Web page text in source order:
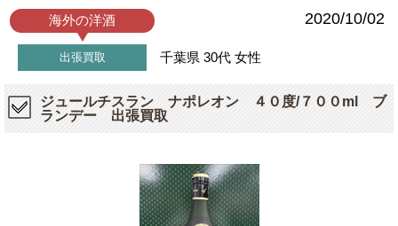
海外の洋酒 2020/10/02
出張買取 千葉県 30代 女性
ジュールチスラン ナポレオン ４０度/７００ml ブ
ランデー 出張買取